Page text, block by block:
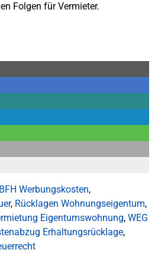
Folgen für Vermieter.
BFH Werbungskosten,
, Rücklagen Wohnungseigentum,
Eigentumswohnung, WEG
Erhaltungsrücklage,